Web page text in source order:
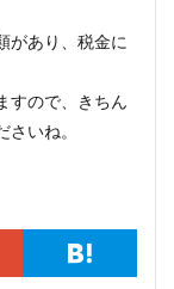
があり、税金に
すので、きちん
いね。